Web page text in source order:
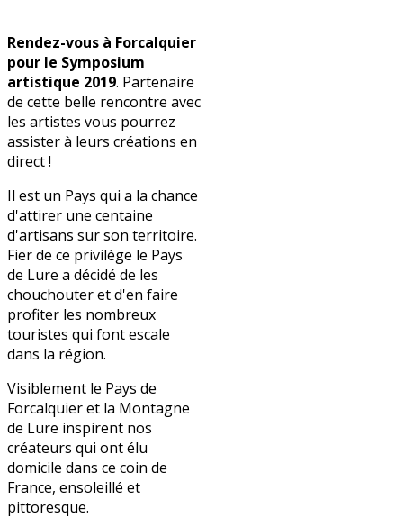
Rendez-vous à Forcalquier
pour le Symposium
artistique 2019. Partenaire
de cette belle rencontre avec
les artistes vous pourrez
assister à leurs créations en
direct !
Il est un Pays qui a la chance
d'attirer une centaine
d'artisans sur son territoire.
Fier de ce privilège le Pays
de Lure a décidé de les
chouchouter et d'en faire
profiter les nombreux
touristes qui font escale
dans la région.
Visiblement le Pays de
Forcalquier et la Montagne
de Lure inspirent nos
créateurs qui ont élu
domicile dans ce coin de
France, ensoleillé et
pittoresque.